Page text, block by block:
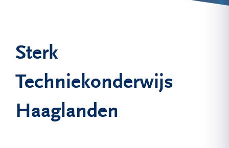
Sterk
Techniekonderwijs
Haaglanden